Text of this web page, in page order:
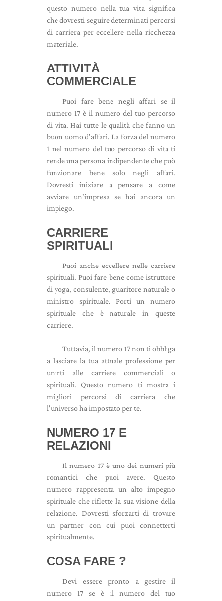
questo numero nella tua vita significa
che dovresti seguire determinati percorsi
di carriera per eccellere nella ricchezza
materiale.
ATTIVITÀ
COMMERCIALE
Puoi fare bene negli affari se il
numero 17 è il numero del tuo percorso
di vita. Hai tutte le qualità che fanno un
buon uomo d'affari. La forza del numero
1 nel numero del tuo percorso di vita ti
rende una persona indipendente che può
funzionare bene solo negli affari.
Dovresti iniziare a pensare a come
avviare un'impresa se hai ancora un
impiego.
CARRIERE
SPIRITUALI
Puoi anche eccellere nelle carriere
spirituali. Puoi fare bene come istruttore
di yoga, consulente, guaritore naturale o
ministro spirituale. Porti un numero
spirituale che è naturale in queste
carriere.
Tuttavia, il numero 17 non ti obbliga
a lasciare la tua attuale professione per
unirti alle carriere commerciali o
spirituali. Questo numero ti mostra i
migliori percorsi di carriera che
l'universo ha impostato per te.
NUMERO 17 E
RELAZIONI
Il numero 17 è uno dei numeri più
romantici che puoi avere. Questo
numero rappresenta un alto impegno
spirituale che riflette la sua visione della
relazione. Dovresti sforzarti di trovare
un partner con cui puoi connetterti
spiritualmente.
COSA FARE ?
Devi essere pronto a gestire il
numero 17 se è il numero del tuo